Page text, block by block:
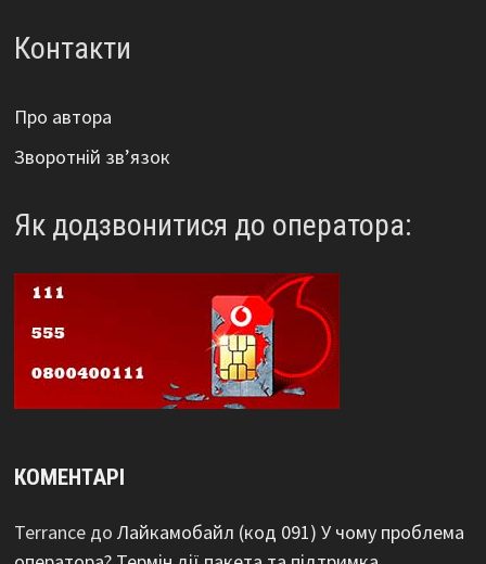
Контакти
Про автора
Зворотній зв’язок
Як додзвонитися до оператора:
КОМЕНТАРІ
Terranceдо Лайкамобайл (код 091) У чому проблема